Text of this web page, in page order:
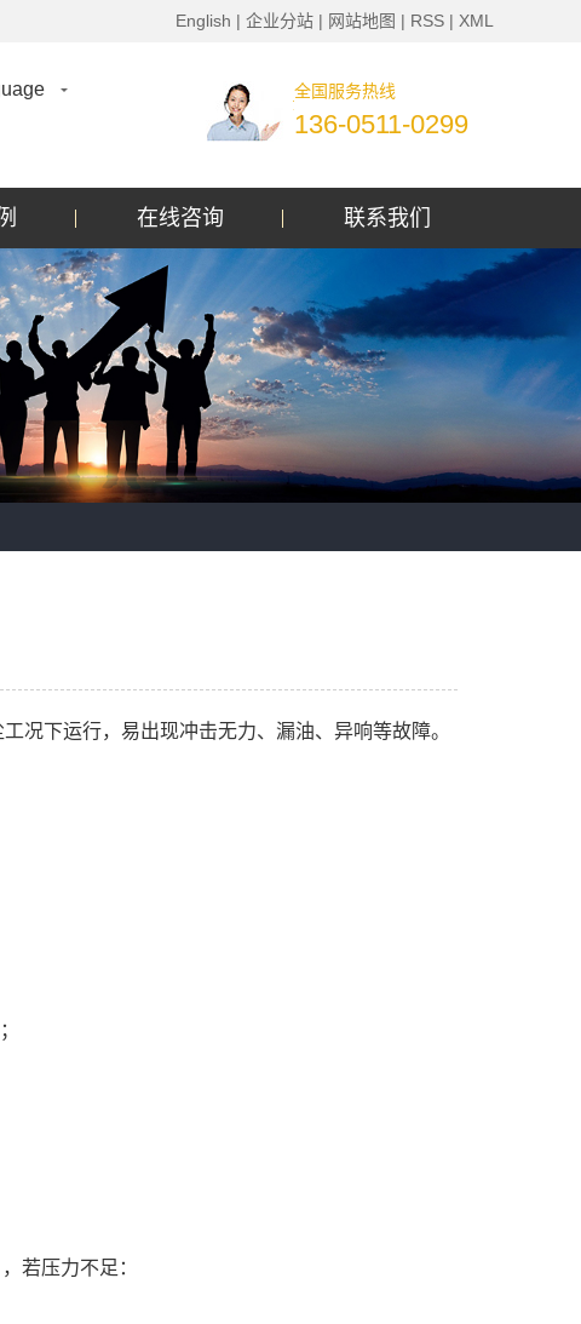
English | 企业分站 | 网站地图 | RSS | XML
全国服务热线
136-0511-0299
在线咨询 联系我们
况下运行，易出现冲击无力、漏油、异响等故障。
若压力不足：